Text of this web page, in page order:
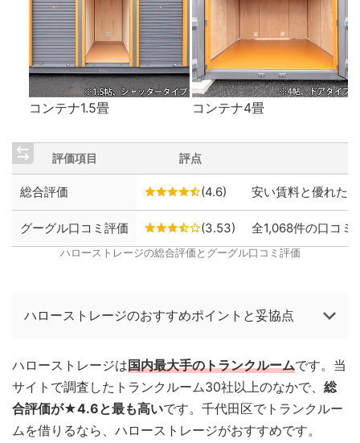
コンテナ1.5畳 コンテナ4畳
評価項目 評点
総合評価 (4.6) 安い賃料と優れた
グーグル口コミ評価 (3.53) 全1,068件の口コミ
ハローストレージの総合評価とグーグル口コミ評価
ハローストレージのおすすめポイントと妥協点
ハローストレージは国内最大手のトランクルームです。当
サイトで調査したトランクルーム30社以上のなかで、 総
合評価が★4.6と最も高いです。千代田区でトランクルー
ムを借りるなら、ハローストレージがおすすめです。